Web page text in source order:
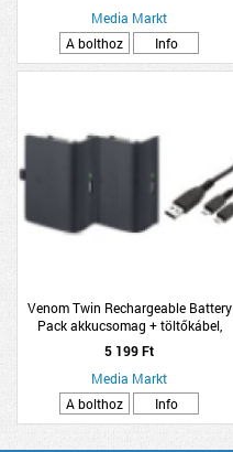
Media Markt
A bolthoz
Info
Venom Twin Rechargeable Battery
Pack akkucsomag + töltőkábel,
fekete (VS2850)
5 199 Ft
Media Markt
A bolthoz
Info